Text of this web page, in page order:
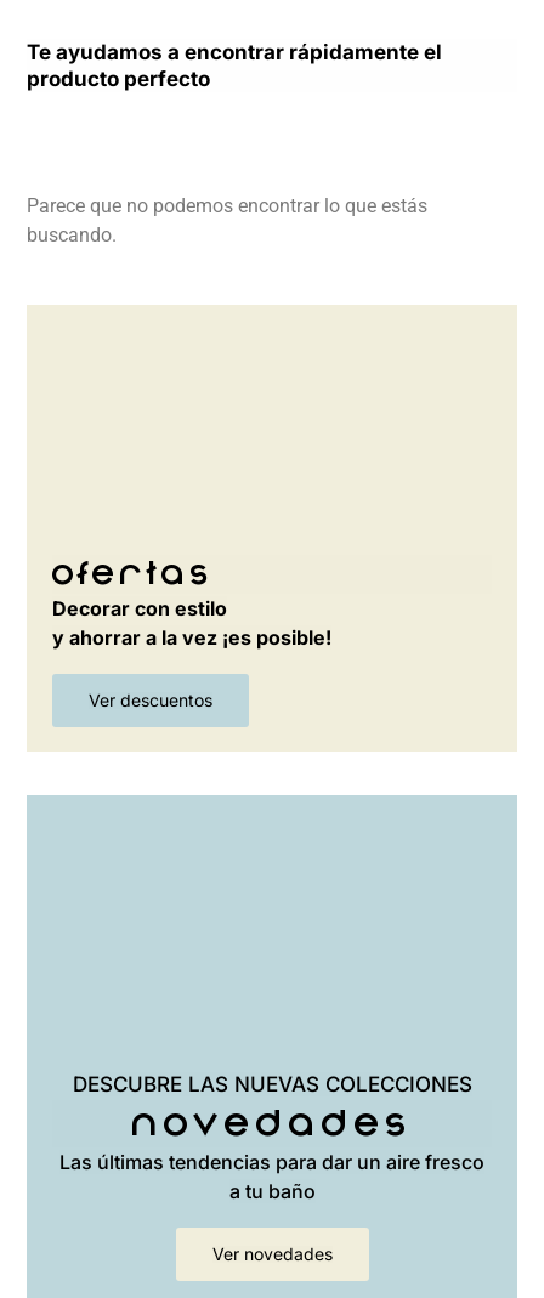
Te ayudamos a encontrar rápidamente el
producto perfecto
Parece que no podemos encontrar lo que estás
buscando.
Ofertas
Decorar con estilo
y ahorrar a la vez ¡es posible!
Ver descuentos
DESCUBRE LAS NUEVAS COLECCIONES
Novedades
Las últimas tendencias para dar un aire fresco
a tu baño
Ver novedades